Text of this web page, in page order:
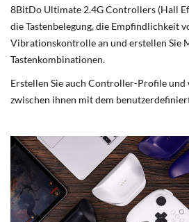
8BitDo Ultimate 2.4G Controllers (Hall
die Tastenbelegung, die Empfindlichkeit
Vibrationskontrolle an und erstellen Sie
Tastenkombinationen.
Erstellen Sie auch Controller-Profile und
zwischen ihnen mit dem